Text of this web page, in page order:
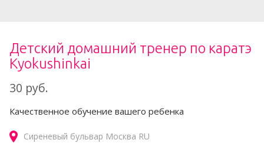
Детский домашний тренер по каратэ
Kyokushinkai
30 руб.
Качественное обучение вашего ребенка
Сиреневый бульвар Москва RU